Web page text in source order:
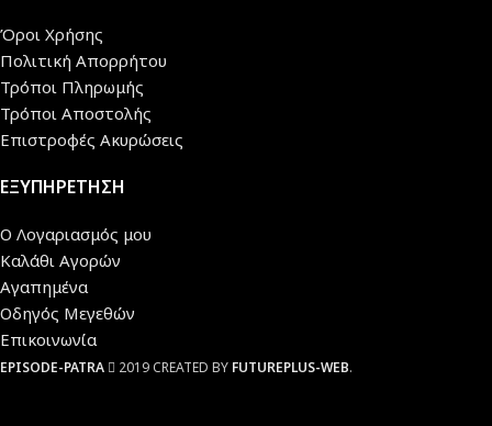
Όροι Χρήσης
Πολιτική Απορρήτου
Τρόποι Πληρωμής
Τρόποι Αποστολής
Επιστροφές Ακυρώσεις
ΕΞΥΠΗΡΕΤΗΣΗ
Ο Λογαριασμός μου
Καλάθι Αγορών
Αγαπημένα
Οδηγός Μεγεθών
Επικοινωνία
EPISODE-PATRA 2019 CREATED BY FUTUREPLUS-WEB.